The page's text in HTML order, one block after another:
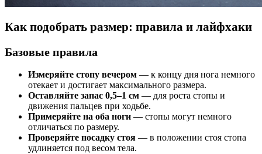
Как подобрать размер: правила и лайфхаки
Базовые правила
Измеряйте стопу вечером — к концу дня нога немного
отекает и достигает максимального размера.
Оставляйте запас 0,5–1 см — для роста стопы и
движения пальцев при ходьбе.
Примеряйте на оба ноги — стопы могут немного
отличаться по размеру.
Проверяйте посадку стоя — в положении стоя стопа
удлиняется под весом тела.